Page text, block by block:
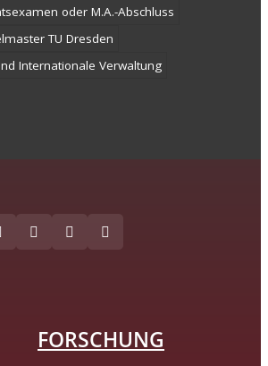
oder M.A.-Abschluss
TU Dresden
Internationale Verwaltung
FORSCHUNG